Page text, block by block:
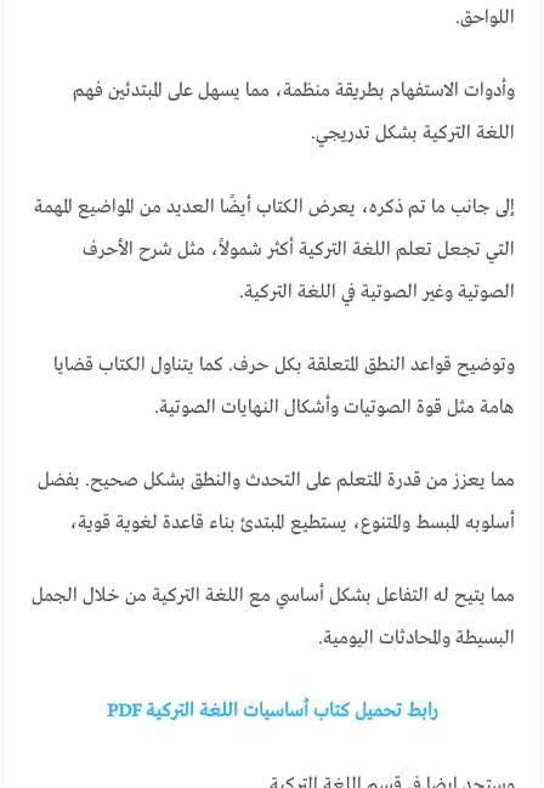
اللواحق.
وأدوات الاستفهام بطريقة منظمة، مما يسهل على المبتدئين فهم
اللغة التركية بشكل تدريجي.
إلى جانب ما تم ذكره، يعرض الكتاب أيضًا العديد من المواضيع المهمة
التي تجعل تعلم اللغة التركية أكثر شمولاً، مثل شرح الأحرف
الصوتية وغير الصوتية في اللغة التركية.
وتوضيح قواعد النطق المتعلقة بكل حرف. كما يتناول الكتاب قضايا
هامة مثل قوة الصوتيات وأشكال النهايات الصوتية.
مما يعزز من قدرة المتعلم على التحدث والنطق بشكل صحيح. بفضل
أسلوبه المبسط والمتنوع، يستطيع المبتدئ بناء قاعدة لغوية قوية،
مما يتيح له التفاعل بشكل أساسي مع اللغة التركية من خلال الجمل
البسيطة والمحادثات اليومية.
رابط تحميل كتاب أساسيات اللغة التركية PDF